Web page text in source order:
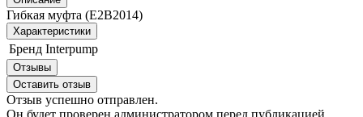
Гибкая муфта (E2B2014)
Характеристики
Бренд Interpump
Отзывы
Оставить отзыв
Отзыв успешно отправлен.
Он будет проверен администратором перед публикацией.